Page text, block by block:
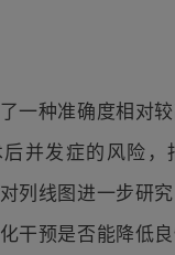
一种准确度相对
并发症的风险，
列线图进一步研
干预是否能降低